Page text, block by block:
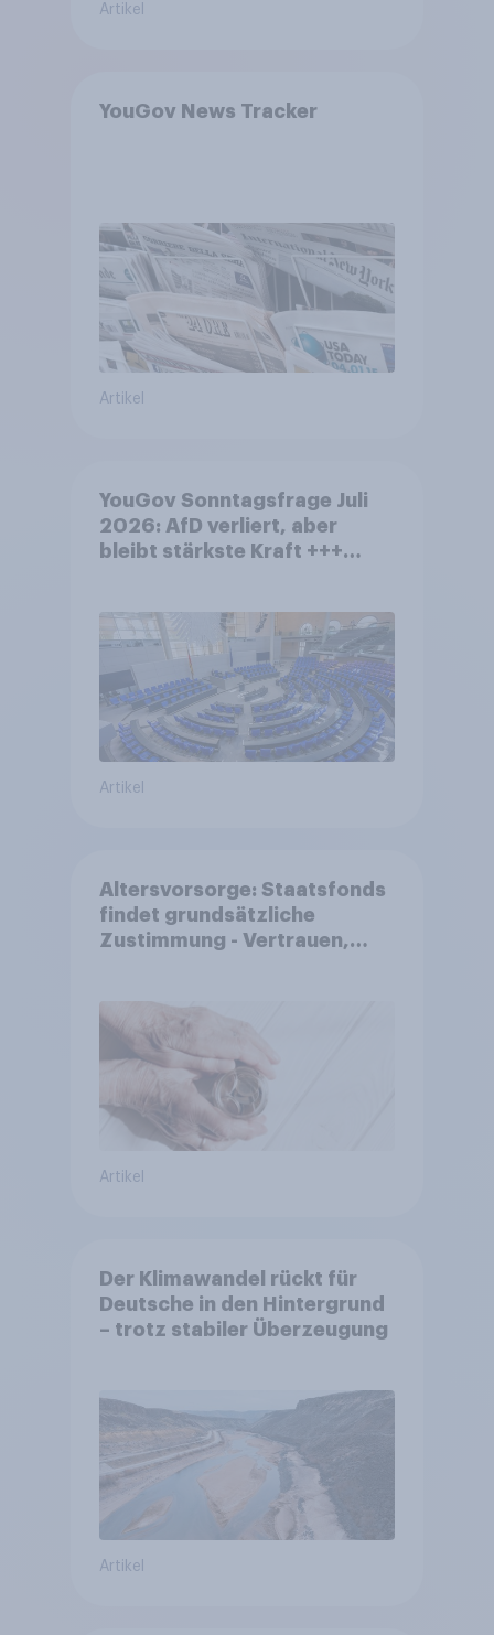
Artikel
YouGov News Tracker
Artikel
YouGov Sonntagsfrage Juli
2026: AfD verliert, aber
bleibt stärkste Kraft +++
Artikel
Altersvorsorge: Staatsfonds
findet grundsätzliche
Zustimmung - Vertrauen,
Akzeptanz
Artikel
Der Klimawandel rückt für
Deutsche in den Hintergrund
– trotz stabiler Überzeugung
Artikel